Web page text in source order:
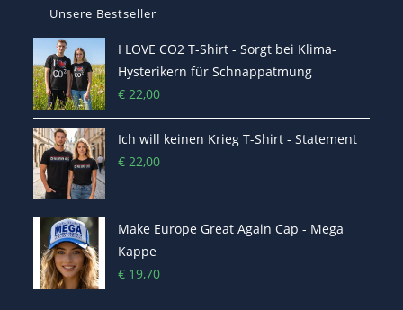
Unsere Bestseller
I LOVE CO2 T-Shirt - Sorgt bei Klima-
Hysterikern für Schnappatmung
€ 22,00
Ich will keinen Krieg T-Shirt - Statement
€ 22,00
Make Europe Great Again Cap - Mega
Kappe
€ 19,70